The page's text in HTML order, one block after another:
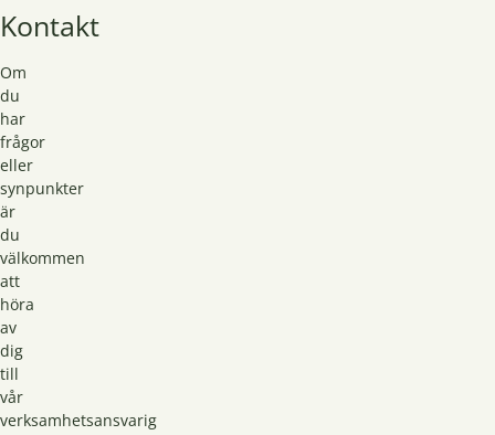
Kontakt
Om
du
har
frågor
eller
synpunkter
är
du
välkommen
att
höra
av
dig
till
vår
verksamhetsansvarig